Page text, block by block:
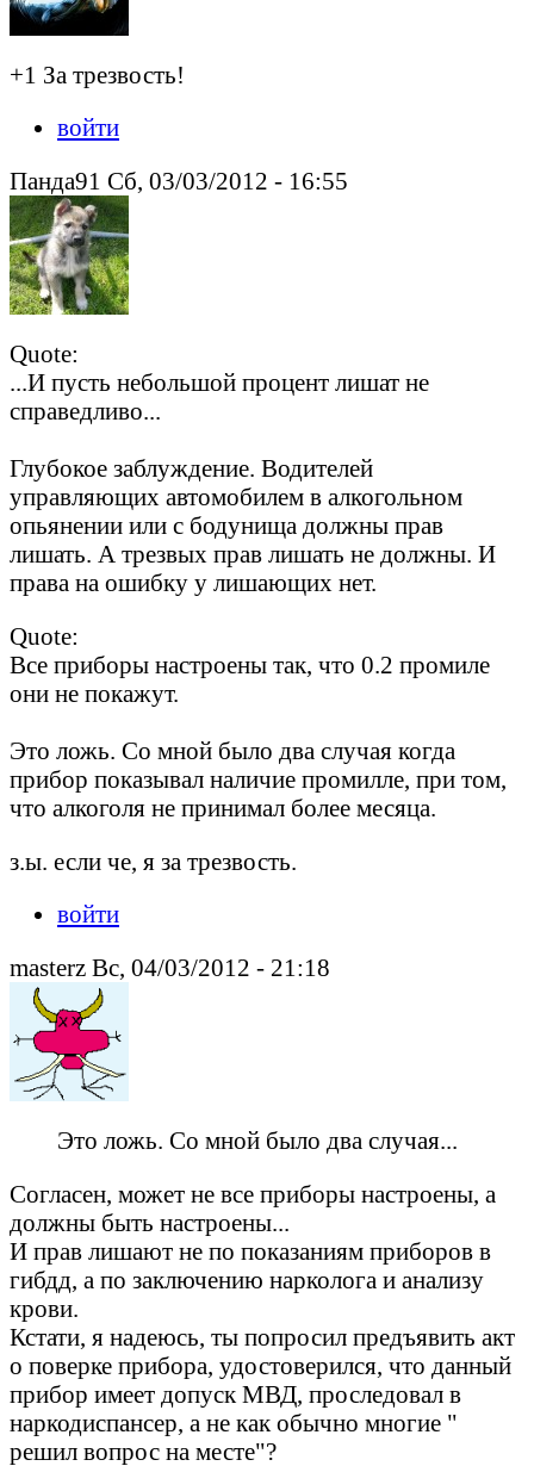
+1 За трезвость!
войти
Панда91 Сб, 03/03/2012 - 16:55
Quote:
...И пусть небольшой процент лишат не
справедливо...
Глубокое заблуждение. Водителей
управляющих автомобилем в алкогольном
опьянении или с бодунища должны прав
лишать. А трезвых прав лишать не должны. И
права на ошибку у лишающих нет.
Quote:
Все приборы настроены так, что 0.2 промиле
они не покажут.
Это ложь. Со мной было два случая когда
прибор показывал наличие промилле, при том,
что алкоголя не принимал более месяца.
з.ы. если че, я за трезвость.
войти
masterz Вс, 04/03/2012 - 21:18
Это ложь. Со мной было два случая...
Согласен, может не все приборы настроены, а
должны быть настроены...
И прав лишают не по показаниям приборов в
гибдд, а по заключению нарколога и анализу
крови.
Кстати, я надеюсь, ты попросил предъявить акт
о поверке прибора, удостоверился, что данный
прибор имеет допуск МВД, проследовал в
наркодиспансер, а не как обычно многие "
решил вопрос на месте"?